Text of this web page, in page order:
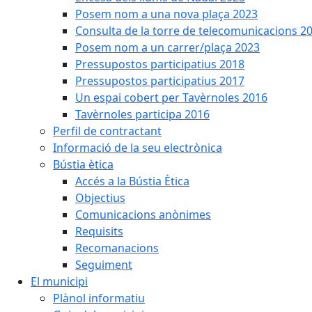
Posem nom a una nova plaça 2023
Consulta de la torre de telecomunicacions
Posem nom a un carrer/plaça 2023
Pressupostos participatius 2018
Pressupostos participatius 2017
Un espai cobert per Tavèrnoles 2016
Tavèrnoles participa 2016
Perfil de contractant
Informació de la seu electrònica
Bústia ètica
Accés a la Bústia Ètica
Objectius
Comunicacions anònimes
Requisits
Recomanacions
Seguiment
El municipi
Plànol informatiu